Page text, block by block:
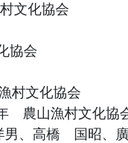
文化協会
協会
村文化協会
農山漁村文化協
、高橋 国昭、